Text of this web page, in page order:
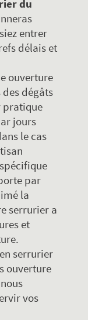
du
entrer
délais et
ouverture
des dégâts
pratique
jours
le cas
par
la
serrurier a
et
serrurier
ouverture
vos